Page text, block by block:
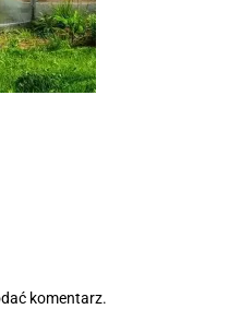
komentarz.